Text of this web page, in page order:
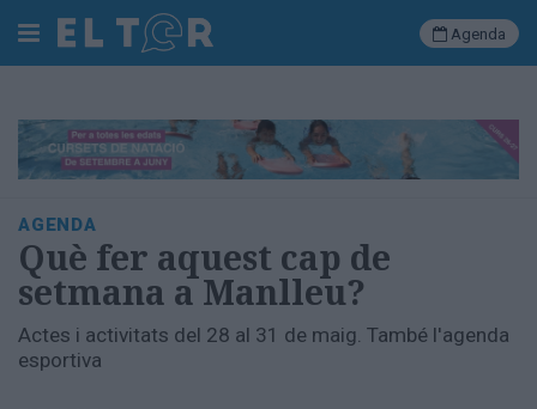
Cerca
Portada
Societat
Política
Municipal
Economia
i
Agenda
AGENDA
Què fer aquest cap de
setmana a Manlleu?
Actes i activitats del 28 al 31 de maig. També l'agenda
esportiva